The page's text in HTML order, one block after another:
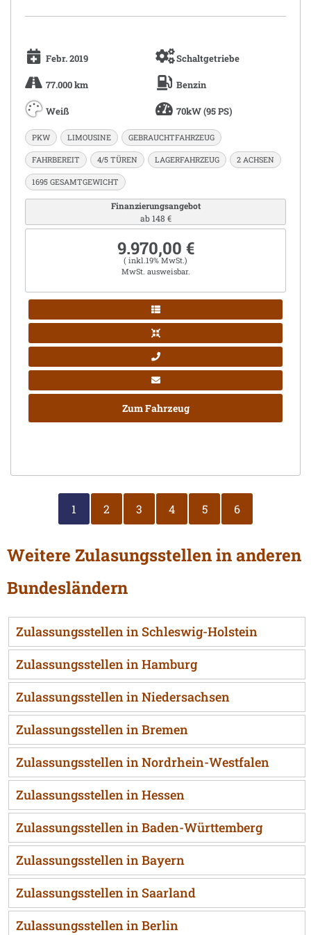
Febr. 2019 Schaltgetriebe
77.000 km Benzin
Weiß 70kW (95 PS)
PKW LIMOUSINE GEBRAUCHTFAHRZEUG
FAHRBEREIT 4/5 TÜREN LAGERFAHRZEUG 2 ACHSEN
1695 GESAMTGEWICHT
Finanzierungsangebot
ab 148 €
9.970,00 €
( inkl.19% MwSt.)
MwSt. ausweisbar.
Zum Fahrzeug
1 2 3 4 5 6
Weitere Zulasungsstellen in anderen
Bundesländern
Zulassungsstellen in Schleswig-Holstein
Zulassungsstellen in Hamburg
Zulassungsstellen in Niedersachsen
Zulassungsstellen in Bremen
Zulassungsstellen in Nordrhein-Westfalen
Zulassungsstellen in Hessen
Zulassungsstellen in Baden-Württemberg
Zulassungsstellen in Bayern
Zulassungsstellen in Saarland
Zulassungsstellen in Berlin